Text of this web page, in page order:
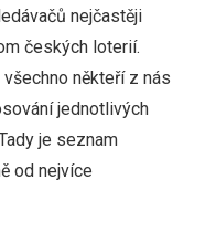
nejčastěji
českých loterií.
někteří z nás
jednotlivých
je seznam
od nejvíce